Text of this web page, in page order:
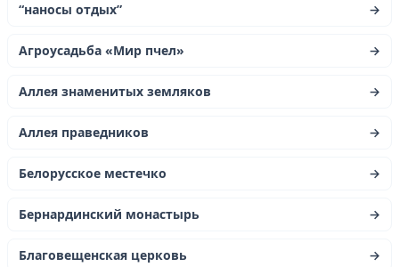
“наносы отдых” →
Агроусадьба «Мир пчел» →
Аллея знаменитых земляков →
Аллея праведников →
Белорусское местечко →
Бернардинский монастырь →
Благовещенская церковь →